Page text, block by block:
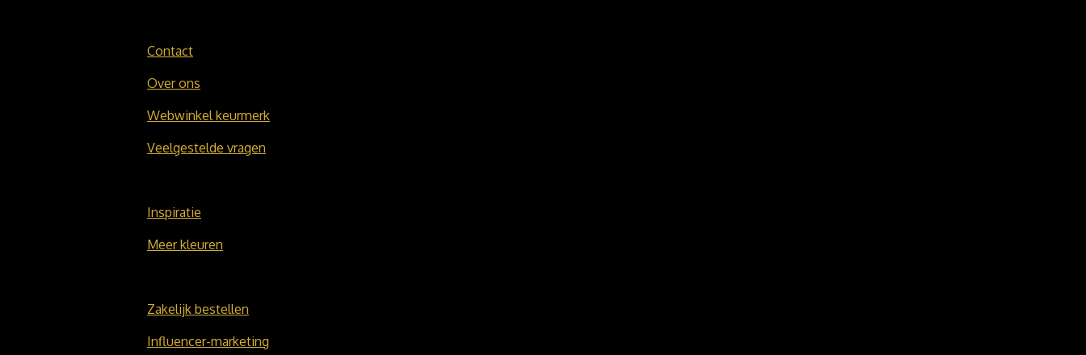
Contact
Over ons
Webwinkel keurmerk
Veelgestelde vragen
Inspiratie
Meer kleuren
Zakelijk bestellen
Influencer-marketing